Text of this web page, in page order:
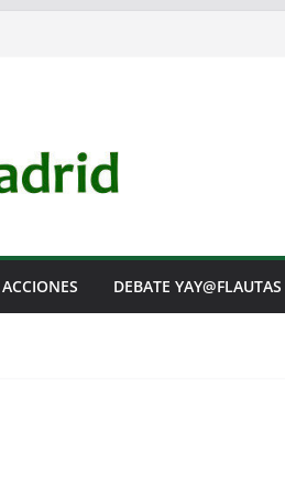
ACCIONES DEBATE YAY@FLAUTAS